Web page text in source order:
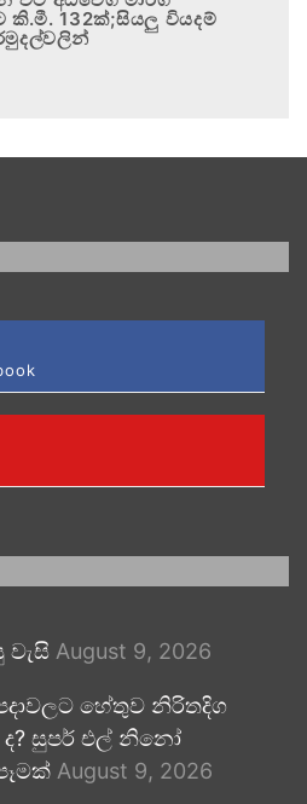
කි.මී. 132ක්;සියලු වියදම්
වැසි August 9, 2026
හේතුව නිරිතදිග
සුපර් එල් නිනෝ
August 9, 2026